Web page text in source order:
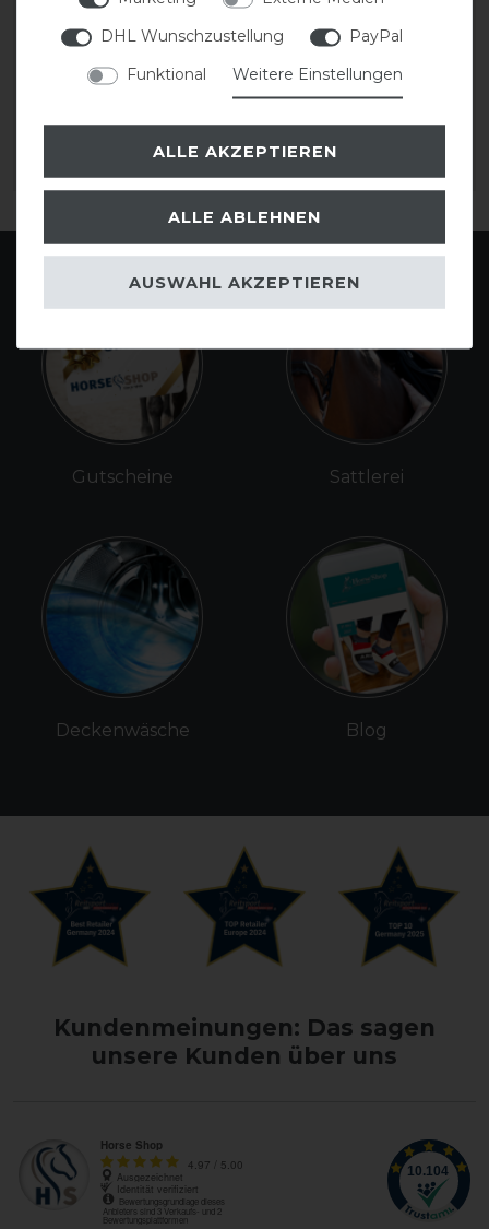
Dyon D-Collection
Vorderzeug
199,99 € *
Dyon New English
Collection Vorderzeug
199,99 € *
Gutscheine
Deckenwäsche
Sattlerei
Blog
Kundenmeinungen: Das sagen
unsere Kunden über uns
DHL Wunschzustellung
PayPal
Funktional
Weitere Einstellungen
ALLE AKZEPTIEREN
ALLE ABLEHNEN
AUSWAHL AKZEPTIEREN